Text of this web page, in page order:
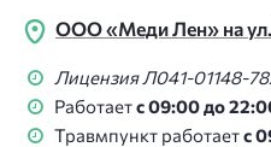
ООО «Меди Лен» на
Лицензия Л041-01148-
Работаетс 09:00 до
Травмпункт работаетс